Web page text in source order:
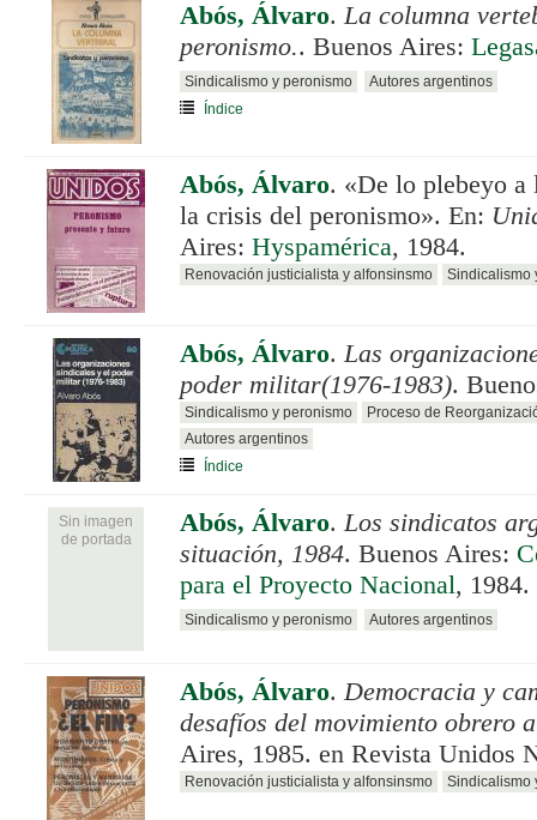
Abós, Álvaro.La columna
peronismo.. Buenos Aires:
Sindicalismo y peronismo
Autores argentinos
Índice
Abós, Álvaro. «De lo plebeyo a
la crisis del peronismo». En:
Aires: Hyspamérica, 1984.
Renovación justicialista y alfonsinsmo Sindicalismo
Abós, Álvaro.Las
poder militar(1976-1983).
Sindicalismo y peronismo
Proceso de
Autores argentinos
Índice
Sin imagen
de portada
Abós, Álvaro.Los sindicatos
situación, 1984. Buenos Aires:
para el Proyecto Nacional, 1984.
Sindicalismo y peronismo Autores argentinos
Abós, Álvaro.Democracia y
desafíos del movimiento obrero
Aires, 1985. en Revista Unidos
Renovación justicialista y alfonsinsmo Sindicalismo